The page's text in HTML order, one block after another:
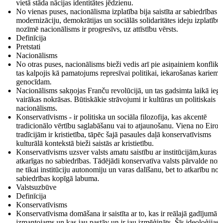
vietā stāda nācijas identitātes jēdzienu.
No vienas puses, nacionālisma izplatība bija saistīta ar sabiedrības
modernizāciju, demokrātijas un sociālās solidaritātes ideju
nozīmē nacionālisms ir progresīvs, uz attīstību vērsts.
Definīcija
Pretstati
Nacionālisms
No otras puses, nacionālisms bieži vedis arī pie asiņainiem
tas kalpojis kā pamatojums represīvai politikai, iekarošanas
genocīdam.
Nacionālisms sakņojas Franču revolūcijā, un tas gadsimta laikā
vairākas nokrāsas. Būtiskākie strāvojumi ir kultūras un politiskais
nacionālisms.
Konservatīvisms - ir politiska un sociāla filozofija, kas akcentē
tradicionālo vērtību saglabāšanu vai to atjaunošanu. Viena no
tradīcijām ir kristietība, tāpēc šajā pasaules daļā konservatīvisms
kulturālā kontekstā bieži saistās ar kristietību.
Konservatīvisms uzsver valsts amatu saistību ar
atkarīgas no sabiedrības. Tādējādi konservatīva valsts pārvalde
ne tikai institūciju autonomiju un varas dalīšanu, bet to atkarību
sabiedrības kopīgā labuma.
Valstsuzbūve
Definīcija
Konservatīvisms
Konservatīvisma domāšana ir saistīta ar to, kas ir reālajā gadījumā